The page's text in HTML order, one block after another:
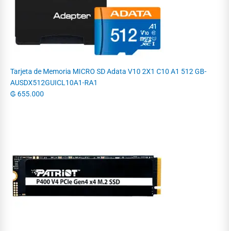
Tarjeta de Memoria MICRO SD Adata V10 2X1 C10 A1 512 GB-
AUSDX512GUICL10A1-RA1
₲ 655.000